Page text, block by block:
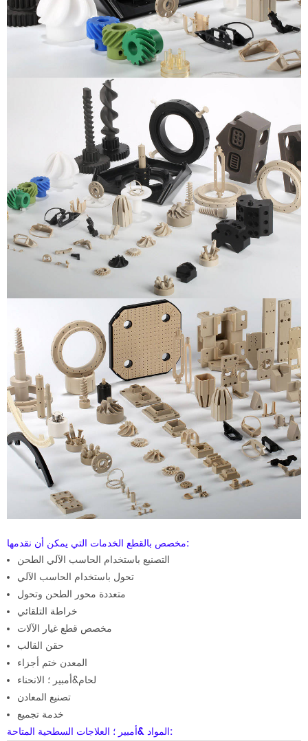
مخصص بالقطع الخدمات التي يمكن أن نقدمها:
التصنيع باستخدام الحاسب الآلي الطحن
تحول باستخدام الحاسب الآلي
متعددة محور الطحن وتحول
خراطة التلقائي
مخصص قطع غيار الآلات
حقن القالب
المعدن ختم أجزاء
لحام&أمبير ؛ الانحناء
تصنيع المعادن
خدمة تجميع
المواد &أمبير ؛ العلاجات السطحية المتاحة: